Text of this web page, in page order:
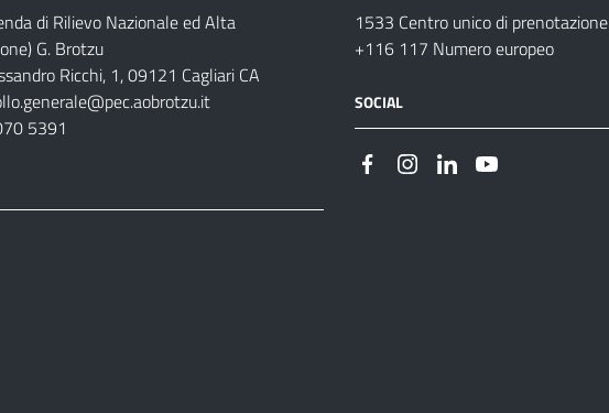
di Rilievo Nazionale ed Alta
G. Brotzu
Ricchi, 1, 09121 Cagliari CA
5391
1533 Centro unico di prenotazione
+116 117 Numero europeo
SOCIAL